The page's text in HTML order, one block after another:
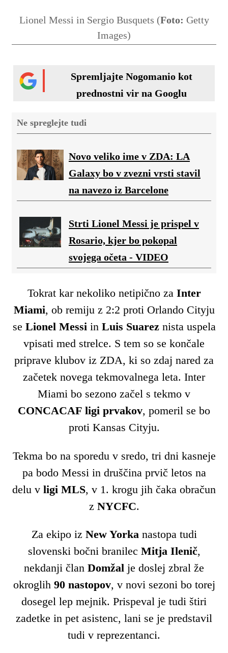
Lionel Messi in Sergio Busquets (Foto: Getty
Images)
Spremljajte Nogomanio kot
prednostni vir na Googlu
Ne spreglejte tudi
Novo veliko ime v ZDA: LA
Galaxy bo v zvezni vrsti stavil
na navezo iz Barcelone
Strti Lionel Messi je prispel v
Rosario, kjer bo pokopal
svojega očeta - VIDEO
Tokrat kar nekoliko netipično za Inter
Miami, ob remiju z 2:2 proti Orlando Cityju
se Lionel Messiin Luis Suareznista uspela
vpisati med strelce. S tem so se končale
priprave klubov iz ZDA, ki so zdaj nared za
začetek novega tekmovalnega leta. Inter
Miami bo sezono začel s tekmo v
CONCACAF ligi prvakov, pomeril se bo
proti Kansas Cityju.
Tekma bo na sporedu v sredo, tri dni kasneje
pa bodo Messi in druščina prvič letos na
delu v ligi MLS, v 1. krogu jih čaka obračun
z NYCFC.
Za ekipo iz New Yorkanastopa tudi
slovenski bočni branilec Mitja Ilenič,
nekdanji član Domžal je doslej zbral že
okroglih 90 nastopov, v novi sezoni bo torej
dosegel lep mejnik. Prispeval je tudi štiri
zadetke in pet asistenc, lani se je predstavil
tudi v reprezentanci.